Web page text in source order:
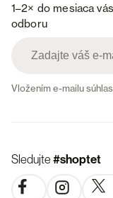
1–2× do mesiaca
odboru
Vložením e-mailu
Sledujte#shoptet